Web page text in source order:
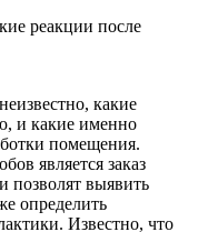
реакции после
какие
и какие именно
помещения.
является заказ
позволят выявить
определить
Известно, что